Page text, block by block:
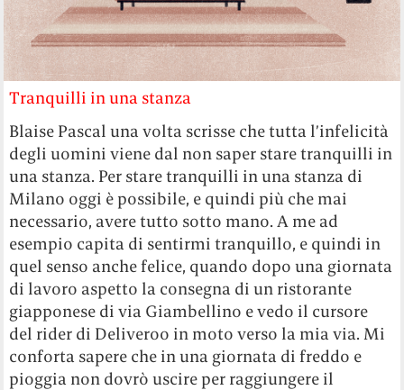
Tranquilli in una stanza
Blaise Pascal una volta scrisse che tutta l’infelicità
degli uomini viene dal non saper stare tranquilli in
una stanza. Per stare tranquilli in una stanza di
Milano oggi è possibile, e quindi più che mai
necessario, avere tutto sotto mano. A me ad
esempio capita di sentirmi tranquillo, e quindi in
quel senso anche felice, quando dopo una giornata
di lavoro aspetto la consegna di un ristorante
giapponese di via Giambellino e vedo il cursore
del rider di Deliveroo in moto verso la mia via. Mi
conforta sapere che in una giornata di freddo e
pioggia non dovrò uscire per raggiungere il